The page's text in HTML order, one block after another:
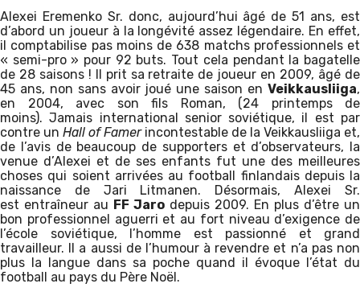
Alexei Eremenko Sr. donc, aujourd’hui âgé de 51 ans, est
d’abord un joueur à la longévité assez légendaire. En effet,
il comptabilise pas moins de 638 matchs professionnels et
« semi-pro » pour 92 buts. Tout cela pendant la bagatelle
de 28 saisons ! Il prit sa retraite de joueur en 2009, âgé de
45 ans, non sans avoir joué une saison en Veikkausliiga,
en 2004, avec son fils Roman, (24 printemps de
moins). Jamais international senior soviétique, il est par
contre un Hall of Famerincontestable de la Veikkausliiga et,
de l’avis de beaucoup de supporters et d’observateurs, la
venue d’Alexei et de ses enfants fut une des meilleures
choses qui soient arrivées au football finlandais depuis la
naissance de Jari Litmanen. Désormais, Alexei Sr.
est entraîneur au FF Jaro depuis 2009. En plus d’être un
bon professionnel aguerri et au fort niveau d’exigence de
l’école soviétique, l’homme est passionné et grand
travailleur. Il a aussi de l’humour à revendre et n’a pas non
plus la langue dans sa poche quand il évoque l’état du
football au pays du Père Noël.